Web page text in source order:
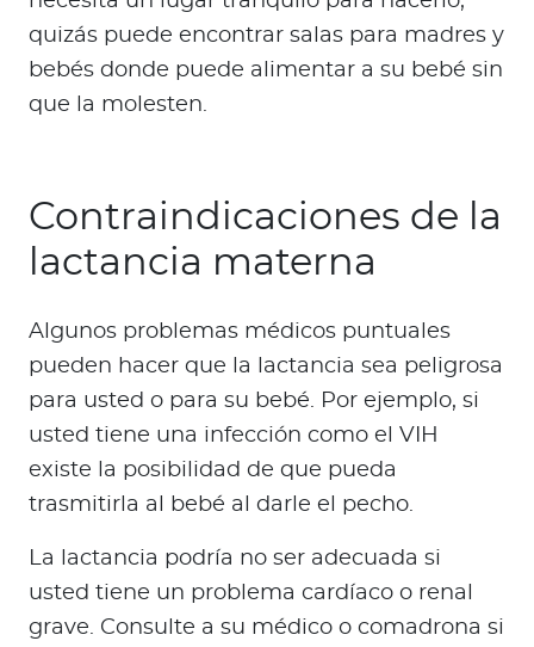
quizás puede encontrar salas para madres y
bebés donde puede alimentar a su bebé sin
que la molesten.
Contraindicaciones de la
lactancia materna
Algunos problemas médicos puntuales
pueden hacer que la lactancia sea peligrosa
para usted o para su bebé. Por ejemplo, si
usted tiene una infección como el VIH
existe la posibilidad de que pueda
trasmitirla al bebé al darle el pecho.
La lactancia podría no ser adecuada si
usted tiene un problema cardíaco o renal
grave. Consulte a su médico o comadrona si